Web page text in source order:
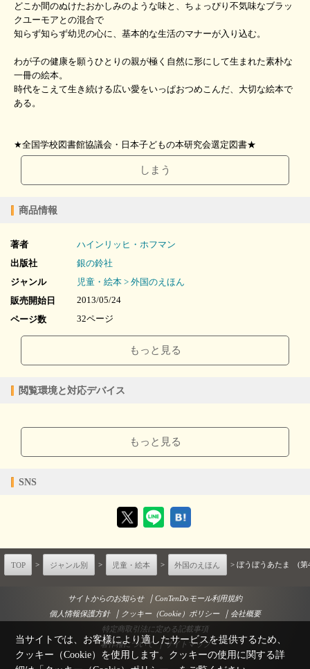
どこか間のぬけたおかしみのような味と、ちょっぴり不気味なブラッ
クユーモアとの混合で
知らず知らず幼児の心に、基本的な生活のマナーが入り込む。
わが子の健康を願うひとりの親が極く自然に形にして生まれた素朴な
一冊の絵本。
時代をこえて生き続ける広い愛をいっぱおつめこんだ、大切な絵本で
ある。
★全国学校図書館協議会・日本子どもの本研究会選定図書★
しまう
商品情報
著者
ハインリッヒ・ホフマン
出版社
銀の鈴社
ジャンル
児童・絵本 > 外国のえほん
販売開始日
2013/05/24
ページ数
32ページ
ファイルサイズ 7.54MB
もっと見る
閲覧環境と対応デバイス
ブラウザビューア・PC版ConTenDoビューア・モバイルビューア
【対応デバイス】
【PC版ConTenDoビューア】
【モバイルビューア】
もっと見る
SNS
TOP > ジャンル別 > 児童・絵本 > 外国のえほん > ぼうぼうあたま (第
サイトからのお知らせ ｜ ConTenDoモール利用規約
個人情報保護方針
｜ クッキー（Cookie）ポリシー ｜ 会社概要
特定商取引法に定める記載事項
著作権について ｜サイトマップ
当サイトでは、お客様により適したサービスを提供するため、
クッキー（Cookie）を使用します。クッキーの使用に関する詳